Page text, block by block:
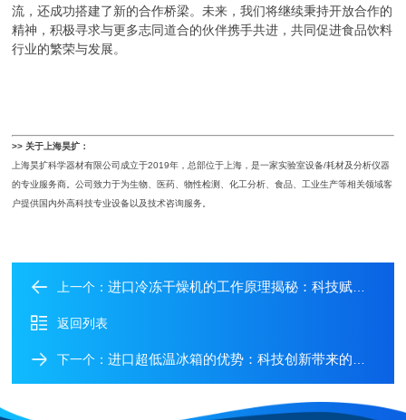
流，还成功搭建了新的合作桥梁。未来，我们将继续秉持开放合作的
精神，积极寻求与更多志同道合的伙伴携手共进，共同促进食品饮料
行业的繁荣与发展。
>> 关于上海昊扩：
上海昊扩科学器材有限公司成立于2019年，总部位于上海，是一家实验室设备/耗材及分析仪器
的专业服务商。公司致力于为生物、医药、物性检测、化工分析、食品、工业生产等相关领域客
户提供国内外高科技专业设备以及技术咨询服务。
上一个：进口冷冻干燥机的工作原理揭秘：科技赋能高效干燥
返回列表
下一个：进口超低温冰箱的优势：科技创新带来的制冷革命